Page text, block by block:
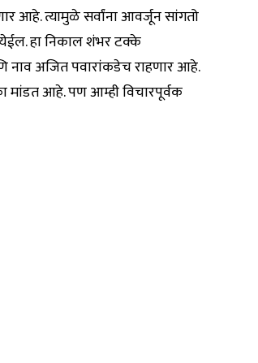
आहे. त्यामुळे सर्वांना आवर्जून सांगतो
येईल. हा निकाल शंभर टक्के
नाव अजित पवारांकडेच राहणार आहे.
आहे. पण आम्ही विचारपूर्वक